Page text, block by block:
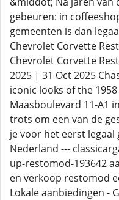
gebeuren: in
gemeenten is dan
Chevrolet Corvette
Chevrolet Corvette
2025 | 31 Oct 2025
iconic looks of the
Maasboulevard 11-A1
trots om een van de
je voor het eerst
Nederland ---
up-restomod-193642
en verkoop restomod
Lokale aanbiedingen -